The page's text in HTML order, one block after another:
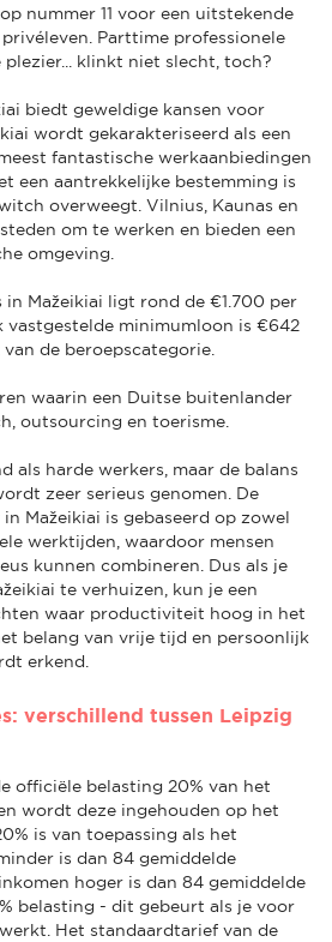
nummer 11 voor een uitstekende
Parttime professionele
klinkt niet slecht, toch?
biedt geweldige kansen voor
wordt gekarakteriseerd als een
fantastische werkaanbiedingen
een aantrekkelijke bestemming is
overweegt. Vilnius, Kaunas en
om te werken en bieden een
omgeving.
in Mažeikiai ligt rond de €1.700 per
vastgestelde minimumloon is €642
de beroepscategorie.
waarin een Duitse buitenlander
outsourcing en toerisme.
als harde werkers, maar de balans
zeer serieus genomen. De
Mažeikiai is gebaseerd op zowel
werktijden, waardoor mensen
kunnen combineren. Dus als je
te verhuizen, kun je een
waar productiviteit hoog in het
belang van vrije tijd en persoonlijk
erkend.
verschillend tussen Leipzig
officiële belasting 20% van het
wordt deze ingehouden op het
is van toepassing als het
is dan 84 gemiddelde
hoger is dan 84 gemiddelde
belasting - dit gebeurt als je voor
Het standaardtarief van de